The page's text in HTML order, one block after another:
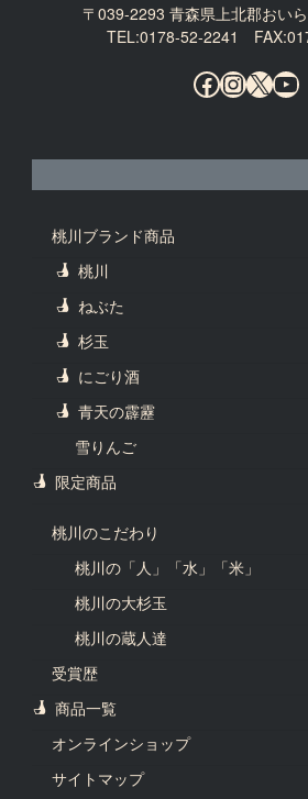
〒039-2293 青森県上北郡おい
TEL:0178-52-2241
Facebook
X
桃川ブランド商品
桃川
ねぶた
杉玉
にごり酒
青天の霹靂
雪りんご
限定商品
桃川のこだわり
桃川の「人」「水」「米」
桃川の大杉玉
桃川の蔵人達
受賞歴
商品一覧
オンラインショップ
サイトマップ